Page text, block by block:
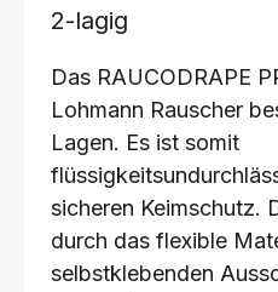
2-lagig
Das RAUCODRAPE
Lohmann Rauscher
Lagen. Es ist somit
sicheren Keimschutz.
durch das flexible
selbstklebenden